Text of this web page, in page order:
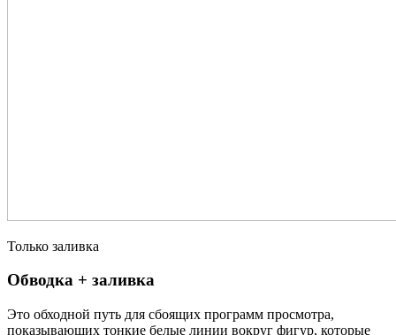
Только заливка
Обводка + заливка
Это обходной путь для сбоящих программ просмотра,
показывающих тонкие белые линии вокруг фигур, которые